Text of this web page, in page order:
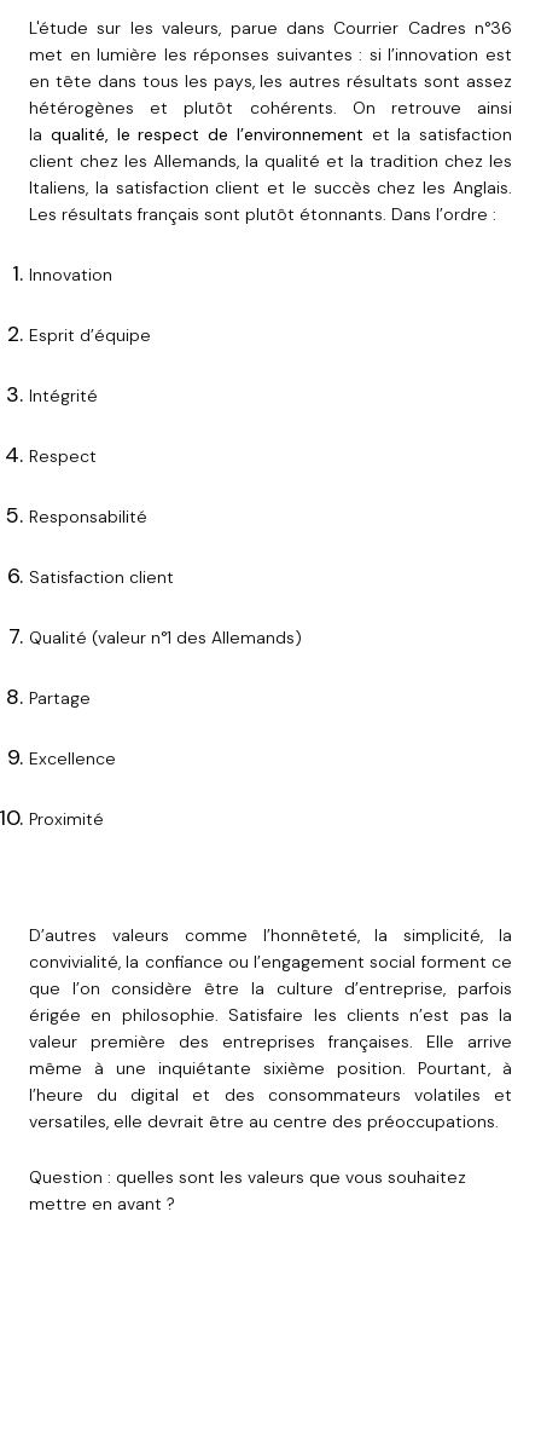
L'étude sur les valeurs, parue dans Courrier Cadres n°36
met en lumière les réponses suivantes : si l’innovation est
en tête dans tous les pays, les autres résultats sont assez
hétérogènes et plutôt cohérents. On retrouve ainsi
la qualité, le respect de l’environnement et la satisfaction
client chez les Allemands, la qualité et la tradition chez les
Italiens, la satisfaction client et le succès chez les Anglais.
Les résultats français sont plutôt étonnants. Dans l’ordre :
Innovation
Esprit d’équipe
Intégrité
Respect
Responsabilité
Satisfaction client
Qualité (valeur n°1 des Allemands)
Partage
Excellence
Proximité
D’autres valeurs comme l’honnêteté, la simplicité, la
convivialité, la confiance ou l’engagement social forment ce
que l’on considère être la culture d’entreprise, parfois
érigée en philosophie. Satisfaire les clients n’est pas la
valeur première des entreprises françaises. Elle arrive
même à une inquiétante sixième position. Pourtant, à
l’heure du digital et des consommateurs volatiles et
versatiles, elle devrait être au centre des préoccupations.
Question : quelles sont les valeurs que vous souhaitez
mettre en avant ?